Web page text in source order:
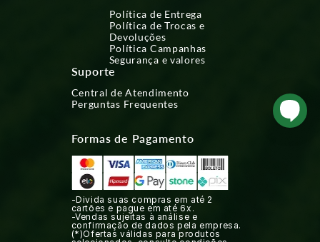
Política de Entrega
Política de Trocas e
Devoluções
Política Campanhas
Segurança e valores
Suporte
Central de Atendimento
Perguntas Frequentes
Formas de Pagamento
-Divida suas compras em até 2
cartões e pague em até 6x.
-Vendas sujeitas à análise e
confirmação de dados pela empresa.
(*)Ofertas válidas para produtos